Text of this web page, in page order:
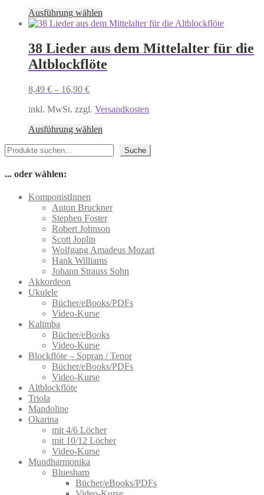
Ausführung wählen
Produkt
mehrere
Varianten
auf.
auf
werden
38 Lieder aus dem Mittelalter für die
Altblockflöte
8,49 € – 16,90 €
inkl. MwSt. zzgl. Versandkosten
Ausführung wählen
können
auf
der
Produktseite
gewählt
werden
Suchen Suche
... oder wählen:
KomponistInnen
Anton Bruckner
Stephen Foster
Robert Johnson
Scott Joplin
Wolfgang Amadeus Mozart
Hank Williams
Johann Strauss Sohn
Akkordeon
Ukulele
Bücher/eBooks/PDFs
Video-Kurse
Kalimba
Bücher/eBooks
Video-Kurse
Blockflöte – Sopran / Tenor
Bücher/eBooks/PDFs
Video-Kurse
Altblockflöte
Triola
Mandoline
Okarina
mit 4/6 Löcher
mit 10/12 Löcher
Video-Kurse
Mundharmonika
Bluesharp
Bücher/eBooks/PDFs